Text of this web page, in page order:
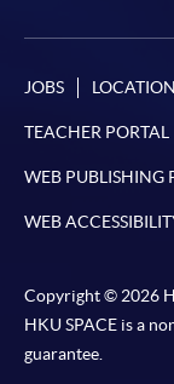
JOBS
TEACHER PORTAL
WEB PUBLISHING
WEB
Copyright © 2026
HKU SPACE is a
guarantee.